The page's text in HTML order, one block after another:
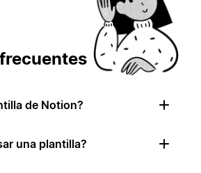
de Notion?
una plantilla?